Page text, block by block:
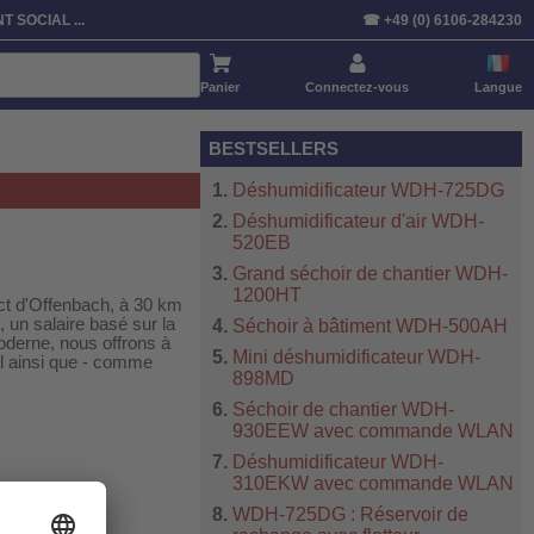
SOCIAL ... ☎ +49 (0) 6106-284230
Panier Connectez-vous Langue
d'Offenbach, à 30 km
un salaire basé sur la
nous offrons à
ainsi que - comme
BESTSELLERS
Déshumidificateur WDH-725DG
Déshumidificateur d'air WDH-
520EB
Grand séchoir de chantier WDH-
1200HT
Séchoir à bâtiment WDH-500AH
Mini déshumidificateur WDH-
898MD
Séchoir de chantier WDH-
930EEW avec commande WLAN
Déshumidificateur WDH-
310EKW avec commande WLAN
WDH-725DG : Réservoir de